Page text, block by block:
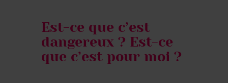
Est-ce que c’est
dangereux ? Est-ce
que c’est pour moi ?